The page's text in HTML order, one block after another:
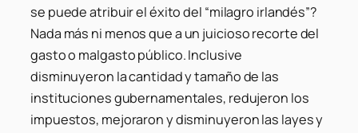
se puede atribuir el éxito del “milagro irlandés”?
Nada más ni menos que a un juicioso recorte del
gasto o malgasto público. Inclusive
disminuyeron la cantidad y tamaño de las
instituciones gubernamentales, redujeron los
impuestos, mejoraron y disminuyeron las layes y